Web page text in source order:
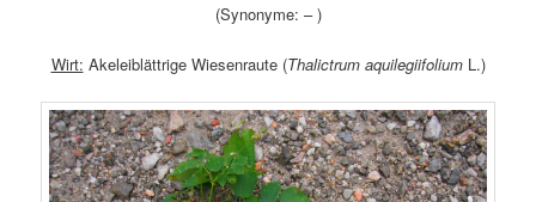
(Synonyme: – )
Wirt: Akeleiblättrige Wiesenraute (Thalictrum aquilegiifoliumL.)